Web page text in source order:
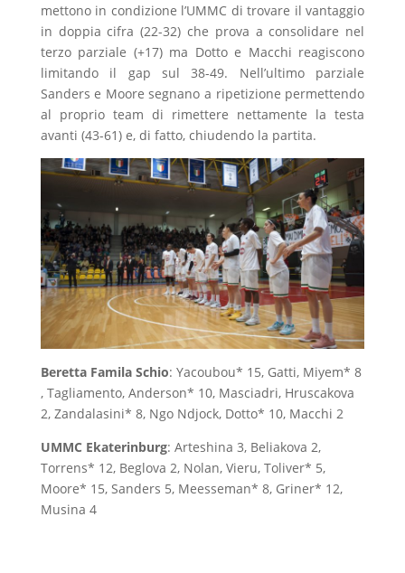
mettono in condizione l’UMMC di trovare il vantaggio
in doppia cifra (22-32) che prova a consolidare nel
terzo parziale (+17) ma Dotto e Macchi reagiscono
limitando il gap sul 38-49. Nell’ultimo parziale
Sanders e Moore segnano a ripetizione permettendo
al proprio team di rimettere nettamente la testa
avanti (43-61) e, di fatto, chiudendo la partita.
Beretta Famila Schio: Yacoubou* 15, Gatti, Miyem* 8
, Tagliamento, Anderson* 10, Masciadri, Hruscakova
2, Zandalasini* 8, Ngo Ndjock, Dotto* 10, Macchi 2
UMMC Ekaterinburg: Arteshina 3, Beliakova 2,
Torrens* 12, Beglova 2, Nolan, Vieru, Toliver* 5,
Moore* 15, Sanders 5, Meesseman* 8, Griner* 12,
Musina 4